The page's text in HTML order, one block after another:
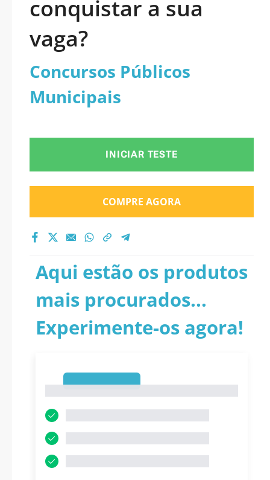
conquistar a sua
vaga?
Concursos Públicos
Municipais
INICIAR TESTE
COMPRE AGORA
Aqui estão os produtos
mais procurados...
Experimente-os agora!